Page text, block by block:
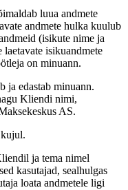
luua andmete
andmete hulka kuulub
(isikute nime ja
isikuandmete
on minuann.
ja edastab minuann.
Kliendi nimi,
AS.
ja tema nimel
kasutajad, sealhulgas
loata andmetele ligi